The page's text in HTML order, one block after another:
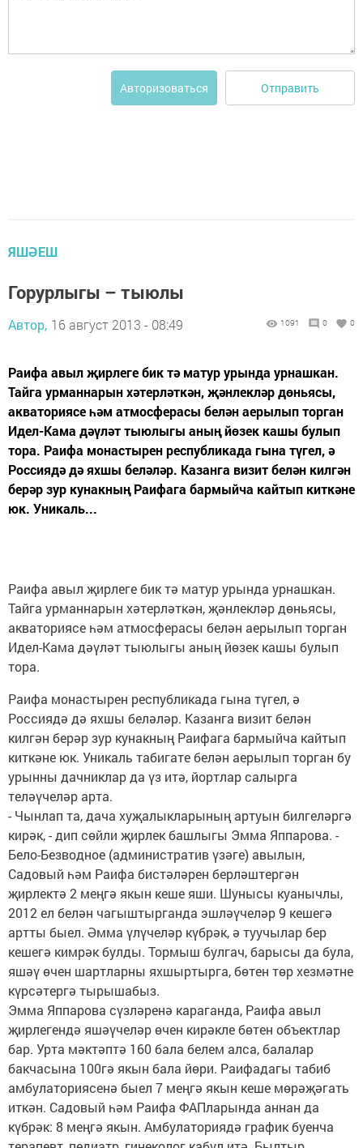
Авторизоваться Отправить
ЯШӘЕШ
Горурлыгы – тыюлы
Автор, 16 август 2013 - 08:49 1091 0 0
Раифа авыл җирлеге бик тә матур урында урнашкан.
Тайга урманнарын хәтерләткән, җәнлекләр дөньясы,
акваториясе һәм атмосферасы белән аерылып торган
Идел-Кама дәүләт тыюлыгы аның йөзек кашы булып
тора. Раифа монастырен республикада гына түгел, ә
Россиядә дә яхшы беләләр. Казанга визит белән килгән
берәр зур кунакның Раифага бармыйча кайтып киткәне
юк. Уникаль...
Раифа авыл җирлеге бик тә матур урында урнашкан.
Тайга урманнарын хәтерләткән, җәнлекләр дөньясы,
акваториясе һәм атмосферасы белән аерылып торган
Идел-Кама дәүләт тыюлыгы аның йөзек кашы булып
тора.
Раифа монастырен республикада гына түгел, ә
Россиядә дә яхшы беләләр. Казанга визит белән
килгән берәр зур кунакның Раифага бармыйча кайтып
киткәне юк. Уникаль табигате белән аерылып торган бу
урынны дачниклар да үз итә, йортлар салырга
теләүчеләр арта.
- Чынлап та, дача хуҗалыкларының артуын билгеләргә
кирәк, - дип сөйли җирлек башлыгы Эмма Яппарова. -
Бело-Безводное (административ үзәге) авылын,
Садовый һәм Раифа бистәләрен берләштергән
җирлектә 2 меңгә якын кеше яши. Шунысы куанычлы,
2012 ел белән чагыштырганда эшләүчеләр 9 кешегә
артты быел. Әмма үлүчеләр күбрәк, ә туучылар бер
кешегә кимрәк булды. Тормыш булгач, барысы да була,
яшәү өчен шартларны яхшыртырга, бөтен төр хезмәтне
күрсәтергә тырышабыз.
Эмма Яппарова сүзләренә караганда, Раифа авыл
җирлегендә яшәүчеләр өчен кирәкле бөтен объектлар
бар. Урта мәктәптә 160 бала белем алса, балалар
бакчасына 100гә якын бала йөри. Раифадагы табиб
амбулаториясенә быел 7 меңгә якын кеше мөрәҗәгать
иткән. Садовый һәм Раифа ФАПларында аннан да
күбрәк: 8 меңгә якын. Амбулаториядә график буенча